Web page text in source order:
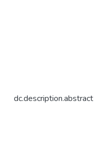
dc.description.abstract